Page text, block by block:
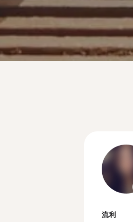
流利